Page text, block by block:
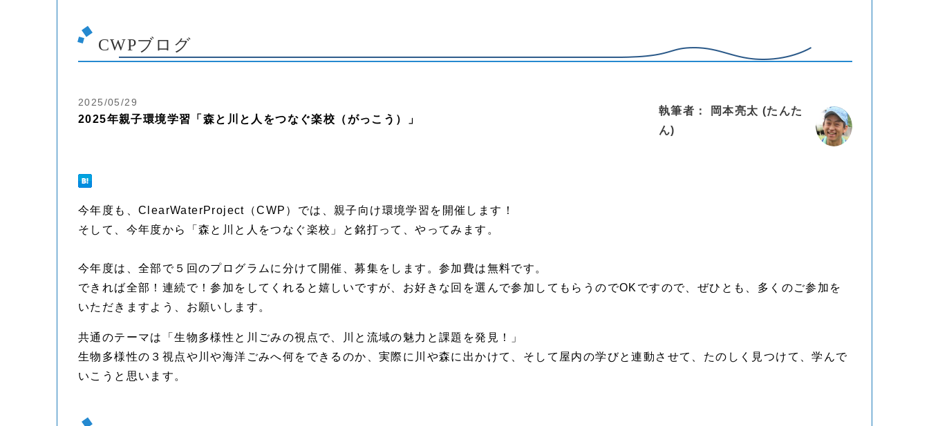
CWPブログ
2025/05/29
2025年親子環境学習「森と川と人をつなぐ楽校（がっこう）」
執筆者： 岡本亮太 (たんた
ん)
今年度も、ClearWaterProject（CWP）では、親子向け環境学習を開催します！
そして、今年度から「森と川と人をつなぐ楽校」と銘打って、やってみます。
今年度は、全部で５回のプログラムに分けて開催、募集をします。参加費は無料です。
できれば全部！連続で！参加をしてくれると嬉しいですが、お好きな回を選んで参加してもらうのでOKですので、ぜひとも、多くのご参加を
いただきますよう、お願いします。
共通のテーマは「生物多様性と川ごみの視点で、川と流域の魅力と課題を発見！」
生物多様性の３視点や川や海洋ごみへ何をできるのか、実際に川や森に出かけて、そして屋内の学びと連動させて、たのしく見つけて、学んで
いこうと思います。